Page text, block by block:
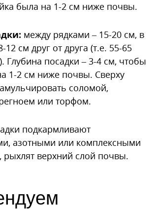
была на 1-2 см ниже почвы.
между рядками – 15-20 см, в
12 см друг от друга (т.е. 55-65
Глубина посадки – 3-4 см, чтобы
1-2 см ниже почвы. Сверху
соломой,
или торфом.
подкармливают
азотными или комплексными
рыхлят верхний слой почвы.